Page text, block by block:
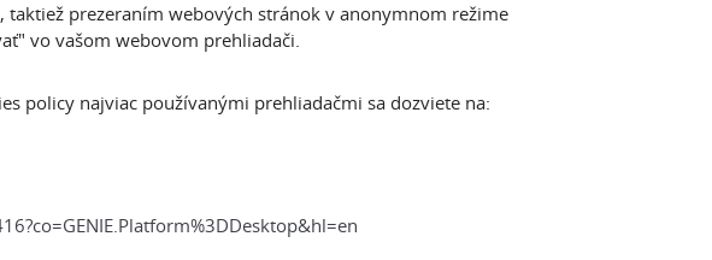
prezeraním webových stránok v anonymnom režime
vo vašom webovom prehliadači.
policy najviac používanými prehliadačmi sa dozviete na: